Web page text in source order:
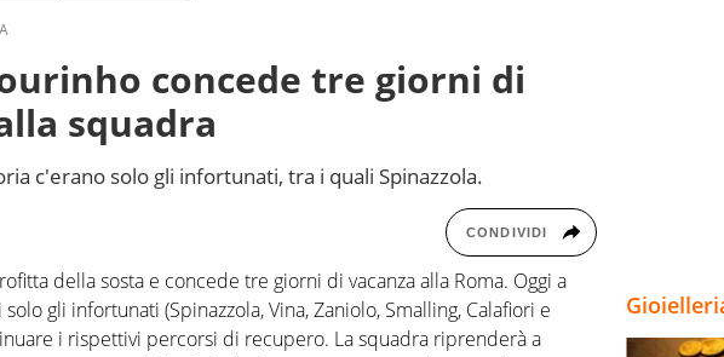
concede tre giorni di
squadra
c'erano solo gli infortunati, tra i quali Spinazzola.
CONDIVIDI
della sosta e concede tre giorni di vacanza alla Roma. Oggi a
gli infortunati (Spinazzola, Vina, Zaniolo, Smalling, Calafiori e
i rispettivi percorsi di recupero. La squadra riprenderà a